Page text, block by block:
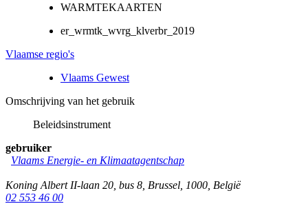
WARMTEKAARTEN
er_wrmtk_wvrg_klverbr_2019
Vlaamse regio's
Vlaams Gewest
Omschrijving van het gebruik
Beleidsinstrument
gebruiker
Vlaams Energie- en Klimaatagentschap
Koning Albert II-laan 20, bus 8 Brussel 1000 België
02 553 46 00